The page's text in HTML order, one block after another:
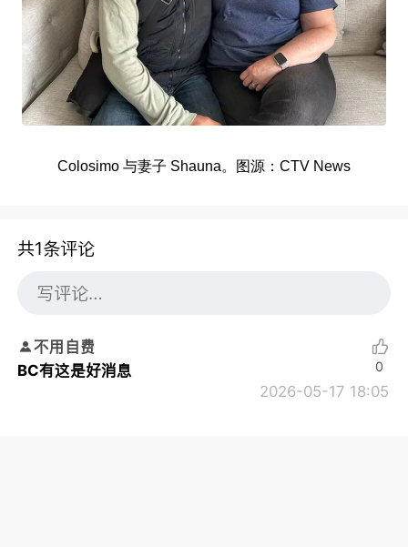
Colosimo 与妻子 Shauna。图源：CTV News
共1条评论
不用自费
BC有这是好消息
2026-05-17 18:05
0